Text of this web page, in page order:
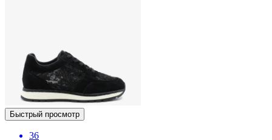
Быстрый просмотр
36